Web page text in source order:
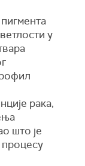
у
рака,
што је